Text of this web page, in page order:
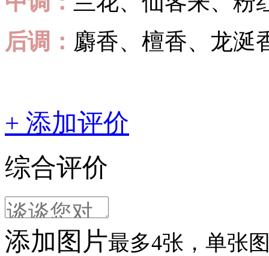
后调： 麝香、檀香、龙涎
+ 添加评价
综合评价
添加图片最多4张，单张